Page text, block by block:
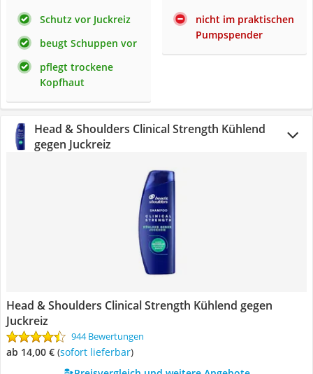
Schutz vor Juckreiz
beugt Schuppen vor
pflegt trockene
Kopfhaut
nicht im praktischen
Pumpspender
Head & Shoulders Clinical Strength Kühlend
gegen Juckreiz
Head & Shoulders Clinical Strength Kühlend gegen
Juckreiz
944 Bewertungen
ab 14,00 € ( Sofort lieferbar)